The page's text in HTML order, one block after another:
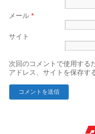
メール*
サイト
次回のコメントで使用する
アドレス、サイトを保存す